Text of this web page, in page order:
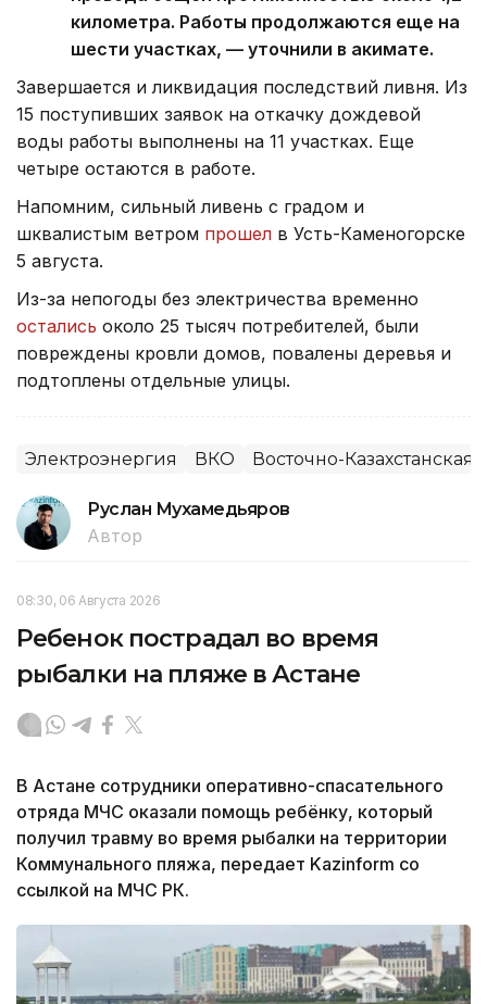
километра. Работы продолжаются еще на
шести участках, — уточнили в акимате.
Завершается и ликвидация последствий ливня. Из
15 поступивших заявок на откачку дождевой
воды работы выполнены на 11 участках. Еще
четыре остаются в работе.
Напомним, сильный ливень с градом и
шквалистым ветром прошел в Усть-Каменогорске
5 августа.
Из-за непогоды без электричества временно
остались около 25 тысяч потребителей, были
повреждены кровли домов, повалены деревья и
подтоплены отдельные улицы.
Электроэнергия ВКО Восточно-Казахстанская
Руслан Мухамедьяров
Автор
08:30, 06 Августа 2026
Ребенок пострадал во время
рыбалки на пляже в Астане
В Астане сотрудники оперативно-спасательного
отряда МЧС оказали помощь ребёнку, который
получил травму во время рыбалки на территории
Коммунального пляжа, передает Kazinform со
ссылкой на МЧС РК.